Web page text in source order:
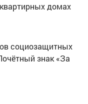
домах
социозащитных
знак «За